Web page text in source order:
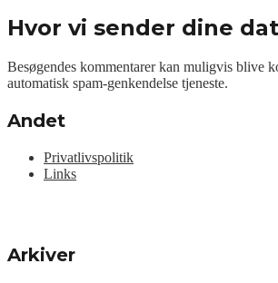
Hvor vi sender dine
Besøgendes kommentarer kan muligvis blive
automatisk spam-genkendelse tjeneste.
Andet
Privatlivspolitik
Links
Arkiver